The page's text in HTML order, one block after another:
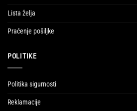
Lista želja
Praćenje pošiljke
POLITIKE
Politika sigurnosti
Reklamacije